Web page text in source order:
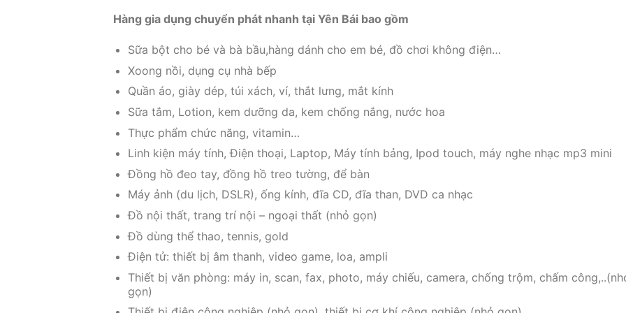
Hàng gia dụng chuyển phát nhanh tại Yên Bái bao gồm
Sữa bột cho bé và bà bầu,hàng dánh cho em bé, đồ chơi không điện…
Xoong nồi, dụng cụ nhà bếp
Quần áo, giày dép, túi xách, ví, thắt lưng, mắt kính
Sữa tắm, Lotion, kem dưỡng da, kem chống nắng, nước hoa
Thực phẩm chức năng, vitamin…
Linh kiện máy tính, Điện thoại, Laptop, Máy tính bảng, Ipod touch, máy nghe nhạc mp3 mini
Đồng hồ đeo tay, đồng hồ treo tường, để bàn
Máy ảnh (du lịch, DSLR), ống kính, đĩa CD, đĩa than, DVD ca nhạc
Đồ nội thất, trang trí nội – ngoại thất (nhỏ gọn)
Đồ dùng thể thao, tennis, gold
Điện tử: thiết bị âm thanh, video game, loa, ampli
Thiết bị văn phòng: máy in, scan, fax, photo, máy chiếu, camera, chống trộm, chấm
gọn)